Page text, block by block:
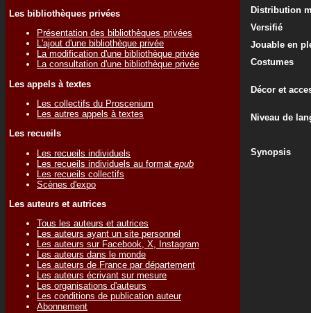
Les bibliothèques privées
Présentation des bibliothèques privées
L'ajout d'une bibliothèque privée
La modification d'une bibliothèque privée
La consultation d'une bibliothèque privée
Les appels à textes
Les collectifs du Proscenium
Les autres appels à textes
Les recueils
Les recueils individuels
Les recueils individuels au format epub
Les recueils collectifs
Scènes d'expo
Les auteurs et autrices
Tous les auteurs et autrices
Les auteurs ayant un site personnel
Les auteurs sur Facebook, X, Instagram
Les auteurs dans le monde
Les auteurs de France par département
Les auteurs écrivant sur mesure
Les organisations d'auteurs
Les conditions de publication auteur
Abonnement
Distribution
Versifié
Jouable en
Costumes
Décor et
Niveau de
Synopsis